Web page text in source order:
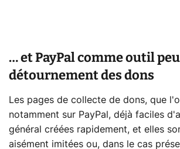
… et PayPal comme outil
détournement des dons
Les pages de collecte de dons, que
notamment sur PayPal, déjà faciles
général créées rapidement, et elles
aisément imitées ou, dans le cas